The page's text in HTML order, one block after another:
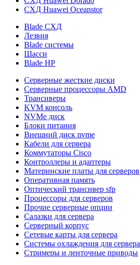
СХД Huawei Oceanstor
Blade СХД
Лезвия
Blade системы
Шасси
Blade HP
Серверные жесткие диски
Серверные процессоры AMD
Трансиверы
KVM консоль
NVMe диск
Блоки питания
Внешний диск nvme
Кабели для сервера
Коммутаторы Cisco
Контроллеры и адаптеры
Материнские платы для серверов
Оперативная память
Оптический трансивер sfp
Процессоры для серверов
Прочие серверные опции
Салазки для сервера
Серверный корпус
Сетевые карты для сервера
Системы охлаждения для сервера
Стримеры и ленточные приводы